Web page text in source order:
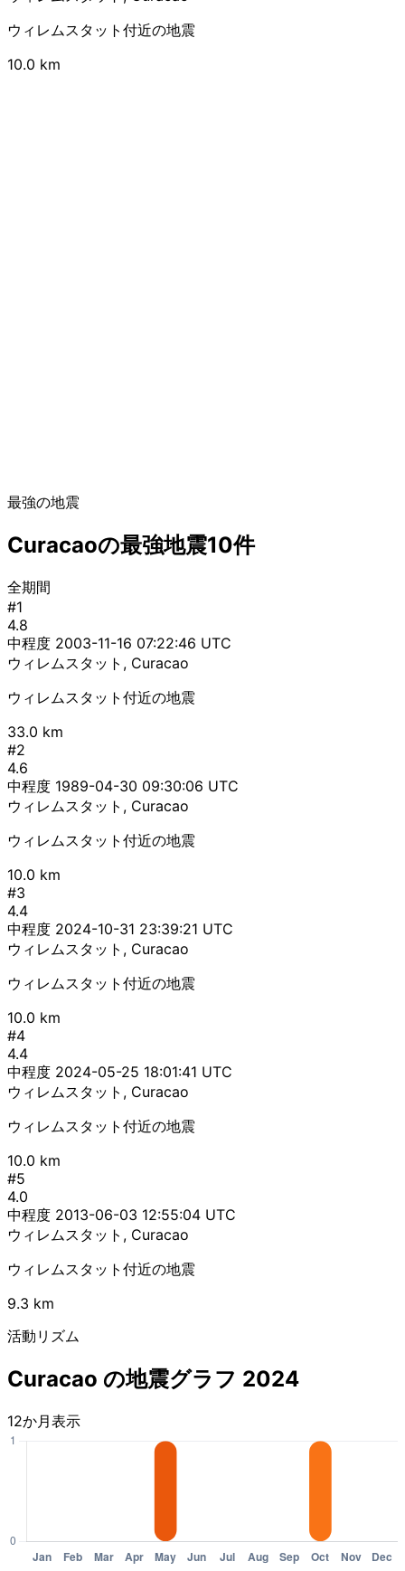
ウィレムスタット付近の地震
10.0 km
最強の地震
Curacaoの最強地震10件
全期間
#1
4.8
中程度 2003-11-16 07:22:46 UTC
ウィレムスタット, Curacao
ウィレムスタット付近の地震
33.0 km
#2
4.6
中程度 1989-04-30 09:30:06 UTC
ウィレムスタット, Curacao
ウィレムスタット付近の地震
10.0 km
#3
4.4
中程度 2024-10-31 23:39:21 UTC
ウィレムスタット, Curacao
ウィレムスタット付近の地震
10.0 km
#4
4.4
中程度 2024-05-25 18:01:41 UTC
ウィレムスタット, Curacao
ウィレムスタット付近の地震
10.0 km
#5
4.0
中程度 2013-06-03 12:55:04 UTC
ウィレムスタット, Curacao
ウィレムスタット付近の地震
9.3 km
活動リズム
Curacao の地震グラフ 2024
12か月表示